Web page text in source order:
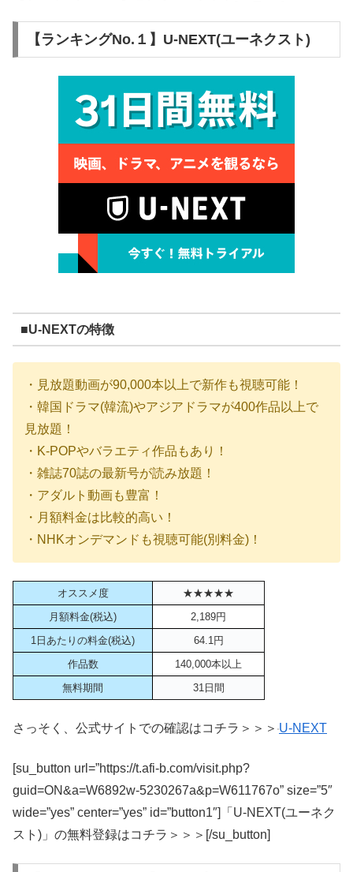
【ランキングNo.１】U-NEXT(ユーネクスト)
■U-NEXTの特徴
・見放題動画が90,000本以上で新作も視聴可能！
・韓国ドラマ(韓流)やアジアドラマが400作品以上で
見放題！
・K-POPやバラエティ作品もあり！
・雑誌70誌の最新号が読み放題！
・アダルト動画も豊富！
・月額料金は比較的高い！
・NHKオンデマンドも視聴可能(別料金)！
オススメ度
★★★★★
月額料金(税込)
2,189円
1日あたりの料金(税込)
64.1円
作品数
140,000本以上
無料期間
31日間
さっそく、公式サイトでの確認はコチラ＞＞＞ U-NEXT
[su_button url=”https://t.afi-b.com/visit.php?
guid=ON&a=W6892w-5230267a&p=W611767o” size=”5″
wide=”yes” center=”yes” id=”button1″]「U-NEXT(ユーネク
スト)」の無料登録はコチラ＞＞＞[/su_button]